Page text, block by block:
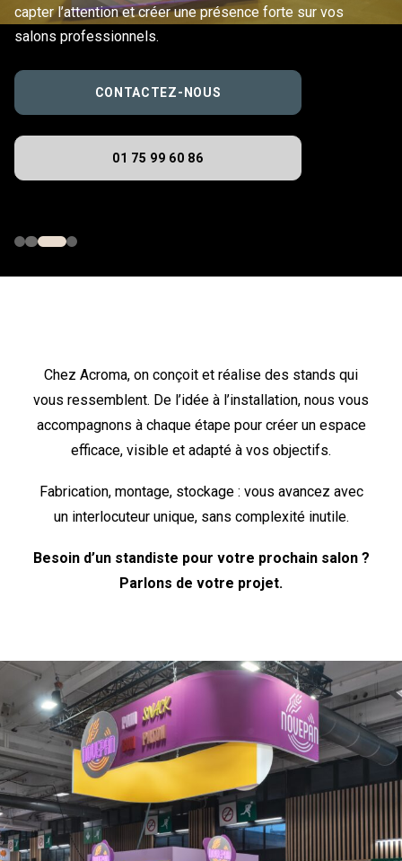
capter l’attention et créer une présence forte sur vos
salons professionnels.
CONTACTEZ-NOUS
01 75 99 60 86
Chez Acroma, on conçoit et réalise des stands qui
vous ressemblent. De l’idée à l’installation, nous vous
accompagnons à chaque étape pour créer un espace
efficace, visible et adapté à vos objectifs.
Fabrication, montage, stockage : vous avancez avec
un interlocuteur unique, sans complexité inutile.
Besoin d’un standiste pour votre prochain salon ?
Parlons de votre projet.